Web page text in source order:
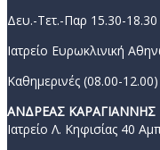
Δευ.-Τετ.-Παρ 15.30-18.30
Ιατρείο Ευρωκλινική
Καθημερινές (08.00-
ΑΝΔΡΕΑΣ ΚΑΡΑΓΙΑΝΝΗΣ
Ιατρείο Λ. Κηφισίας 40